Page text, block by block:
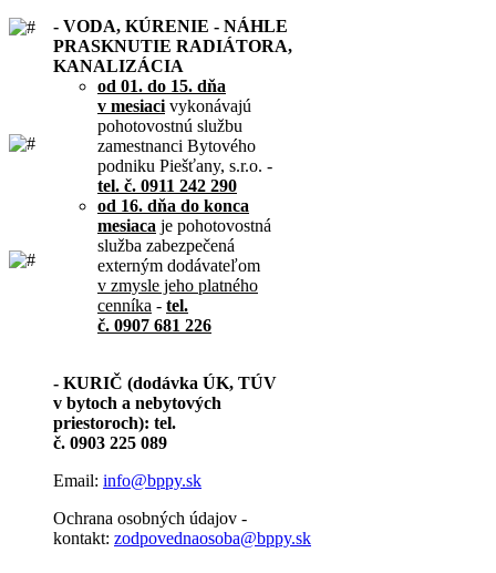
- VODA, KÚRENIE - NÁHLE
PRASKNUTIE RADIÁTORA,
KANALIZÁCIA
od 01. do 15. dňa
v mesiaci vykonávajú
pohotovostnú službu
zamestnanci Bytového
podniku Piešťany, s.r.o. -
tel. č. 0911 242 290
od 16. dňa do konca
mesiaca je pohotovostná
služba zabezpečená
externým dodávateľom
v zmysle jeho platného
cenníka - tel.
č. 0907 681 226
- KURIČ (dodávka ÚK, TÚV
v bytoch a nebytových
priestoroch): tel.
č. 0903 225 089
Email: info@bppy.sk
Ochrana osobných údajov -
kontakt: zodpovednaosoba@bppy.sk